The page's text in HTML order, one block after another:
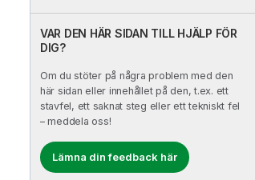
VAR DEN HÄR SIDAN TILL HJÄLP FÖR
DIG?
Om du stöter på några problem med den
här sidan eller innehållet på den, t.ex. ett
stavfel, ett saknat steg eller ett tekniskt fel
– meddela oss!
Lämna din feedback här